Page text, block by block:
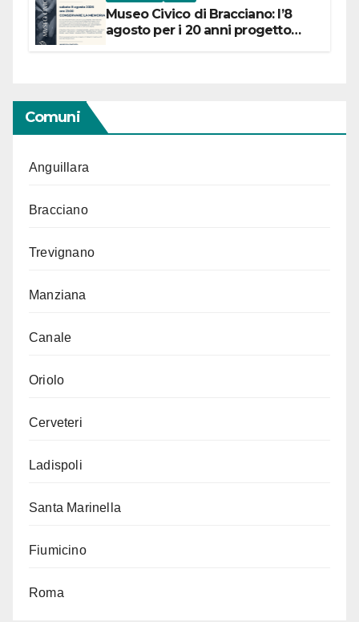
Museo Civico di Bracciano: l’8
agosto per i 20 anni progetto
Comuni
Anguillara
Bracciano
Trevignano
Manziana
Canale
Oriolo
Cerveteri
Ladispoli
Santa Marinella
Fiumicino
Roma